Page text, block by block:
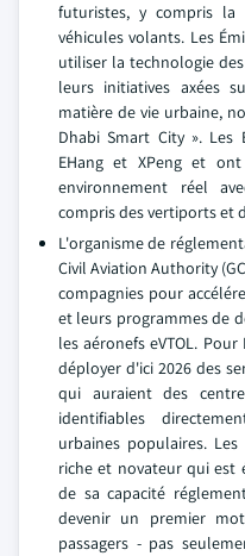
futuristes, y compris
véhicules volants. Les
utiliser la technologie
leurs initiatives axées
matière de vie urbaine,
Dhabi Smart City ». Les
EHang et XPeng et
environnement réel
compris des vertiports et
L'organisme de
Civil Aviation Authority
compagnies pour
et leurs programmes de
les aéronefs eVTOL.
déployer d'ici 2026 des
qui auraient des
identifiables
urbaines populaires.
riche et novateur qui est
de sa capacité
devenir un premier
passagers - pas